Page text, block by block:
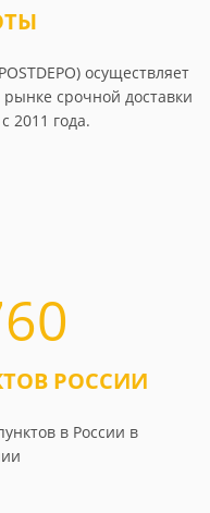
осуществляет
срочной доставки
2011 года.
РОССИИ
в России в